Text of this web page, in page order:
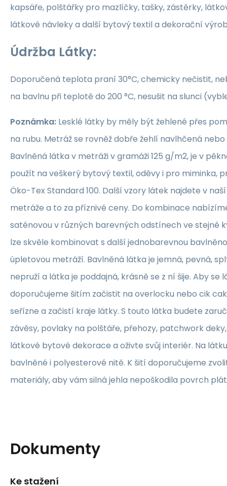
kapsáře, polštářky pro mazlíčky, tašky, zástěrky,
látkové návleky a další bytový textil a dekorační
Údržba Látky:
Doporučená teplota praní 30°C, chemicky nečistit,
na bavlnu při teplotě do 200 °C, nesušit na slunci
Poznámka: Lesklé látky by měly být žehlené přes
na rubu. Metráž se rovněž dobře žehlí navlhčená
Bavlněná látka v metráži v gramáži 125 g/m2, je v
použít na veškerý bytový textil, oděvy i pro miminka,
Öko-Tex Standard 100. Další vzory látek najdete v
metráže a to za příznivé ceny. Do kombinace
saténovou v různých barevných odstínech ve stejné
lze skvěle kombinovat s další jednobarevnou
úpletovou metráží. Bavlněná látka je jemná, pevná,
nepruží a látka je poddajná, krásně se z ní šije. Aby se
doporučujeme šitím začistit na overlocku nebo cik
seřízne a začistí kraje látky. S touto látka budete
závěsy, povlaky na polštáře, přehozy, patchwork
látkové bytové dekorace a oživte svůj interiér. Na
bavlněné i polyesterové nitě. K šití doporučujeme
materiály, aby vám silná jehla nepoškodila povrch
Dokumenty
Ke stažení